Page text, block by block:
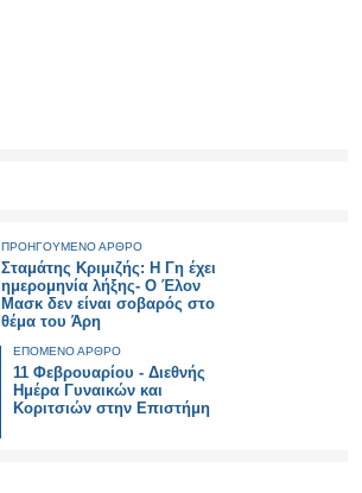
ΠΡΟΗΓΟΥΜΕΝΟ ΑΡΘΡΟ
Σταμάτης Κριμιζής: Η Γη έχει
ημερομηνία λήξης- Ο Έλον
Μασκ δεν είναι σοβαρός στο
θέμα του Άρη
ΕΠΟΜΕΝΟ ΑΡΘΡΟ
11 Φεβρουαρίου - Διεθνής
Ημέρα Γυναικών και
Κοριτσιών στην Επιστήμη